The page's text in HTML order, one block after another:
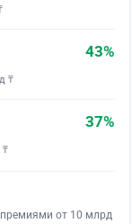
43%
₸
37%
₸
от 10 млрд